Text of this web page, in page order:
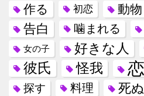
作る 初恋 動物
告白 噛まれる
女の子 好きな人
彼氏 怪我
探す
料理 死ぬ